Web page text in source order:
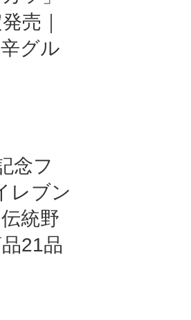
売｜
グル
念フ
レブン
統野
21品